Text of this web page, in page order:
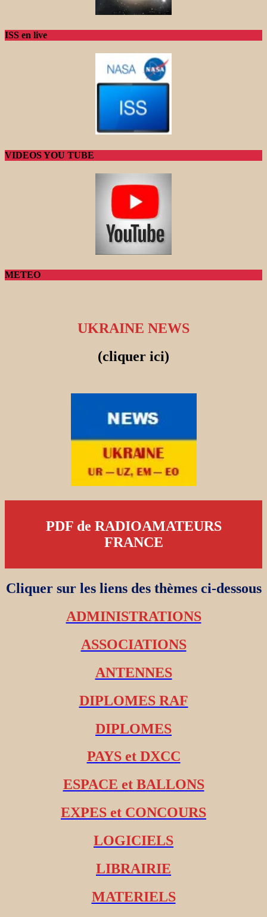
ISS en live
VIDEOS YOU TUBE
METEO
UKRAINE NEWS
(cliquer ici)
PDF de RADIOAMATEURS
FRANCE
Cliquer sur les liens des thèmes ci-dessous
ADMINISTRATIONS
ASSOCIATIONS
ANTENNES
DIPLOMES RAF
DIPLOMES
PAYS et DXCC
ESPACE et BALLONS
EXPES et CONCOURS
LOGICIELS
LIBRAIRIE
MATERIELS